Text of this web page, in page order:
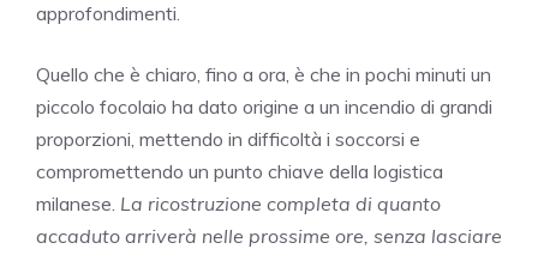
approfondimenti.
Quello che è chiaro, fino a ora, è che in pochi minuti un
piccolo focolaio ha dato origine a un incendio di grandi
proporzioni, mettendo in difficoltà i soccorsi e
compromettendo un punto chiave della logistica
milanese. La ricostruzione completa di quanto
accaduto arriverà nelle prossime ore, senza lasciare